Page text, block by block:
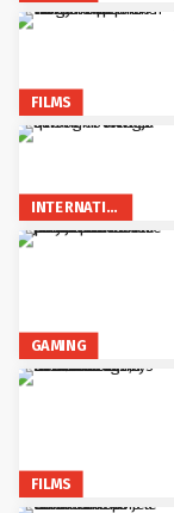
FILMS
INTERNATIONAL
GAMING
FILMS